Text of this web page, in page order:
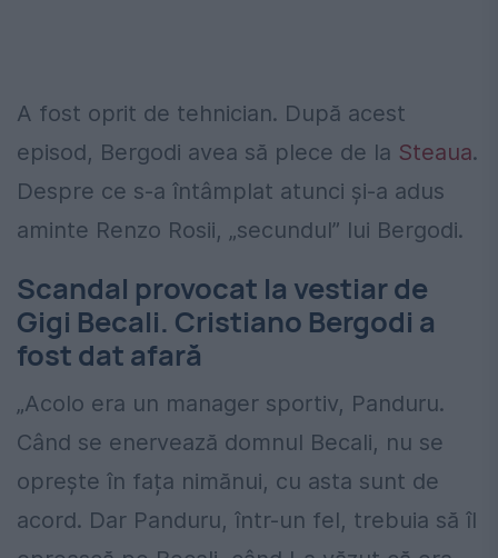
A fost oprit de tehnician. După acest
episod, Bergodi avea să plece de la Steaua.
Despre ce s-a întâmplat atunci și-a adus
aminte Renzo Rosii, „secundul” lui Bergodi.
Scandal provocat la vestiar de
Gigi Becali. Cristiano Bergodi a
fost dat afară
„Acolo era un manager sportiv, Panduru.
Când se enervează domnul Becali, nu se
oprește în fața nimănui, cu asta sunt de
acord. Dar Panduru, într-un fel, trebuia să îl